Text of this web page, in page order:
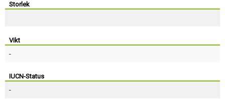
Storlek
Vikt
-
IUCN-Status
-